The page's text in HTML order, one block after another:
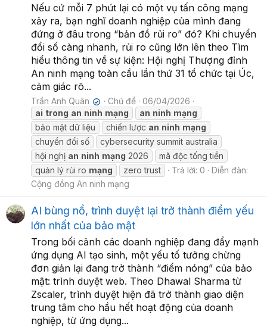
Nếu cứ mỗi 7 phút lại có một vụ tấn công mạng
xảy ra, bạn nghĩ doanh nghiệp của mình đang
đứng ở đâu trong “bản đồ rủi ro” đó? Khi chuyển
đổi số càng nhanh, rủi ro cũng lớn lên theo Tìm
hiểu thông tin về sự kiện: Hội nghị Thượng đỉnh
An ninh mạng toàn cầu lần thứ 31 tổ chức tại Úc,
cảm giác rõ...
Trần Anh Quân ✔ Chủ đề
06/04/2026
ai trong an ninh mạng an ninh mạng
bảo mật dữ liệu
chiến lược an ninh mạng
chuyển đổi số
cybersecurity summit australia
hội nghị an ninh mạng 2026
mã độc tống tiền
quản lý rủi ro mạng zero trust Trả lời: 0
Diễn đàn:
Cộng đồng An ninh mạng
AI bùng nổ, trình duyệt lại trở thành điểm yếu
lớn nhất của bảo mật
Trong bối cảnh các doanh nghiệp đang đẩy mạnh
ứng dụng AI tạo sinh, một yếu tố tưởng chừng
đơn giản lại đang trở thành “điểm nóng” của bảo
mật: trình duyệt web. Theo Dhawal Sharma từ
Zscaler, trình duyệt hiện đã trở thành giao diện
trung tâm cho hầu hết hoạt động của doanh
nghiệp, từ ứng dụng...